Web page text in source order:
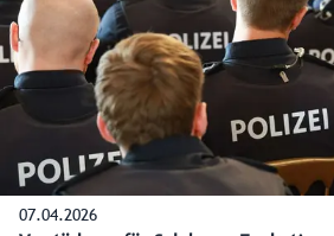
07.04.2026